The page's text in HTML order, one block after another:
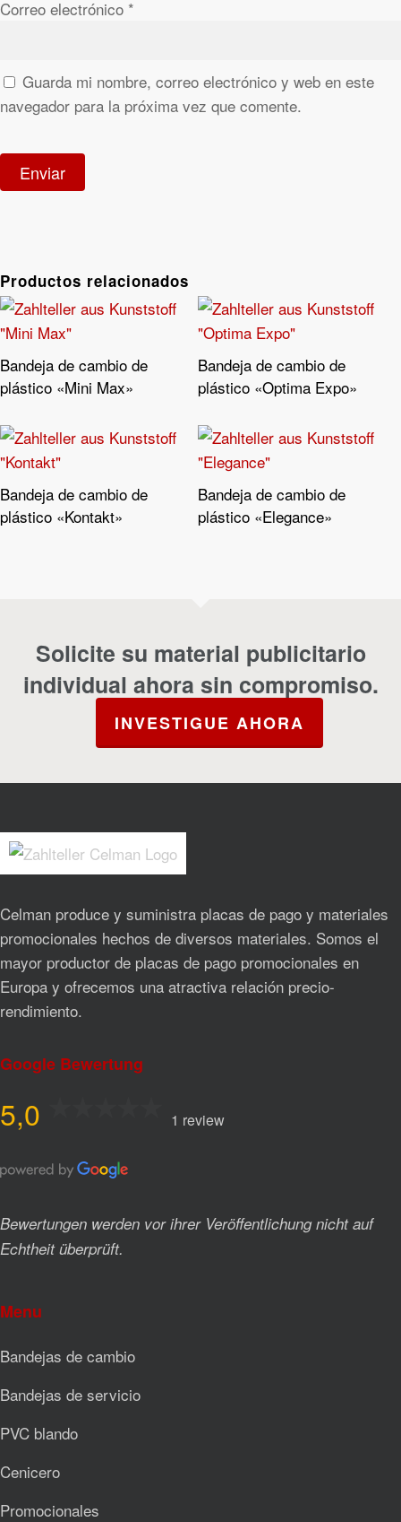
Correo electrónico *
Guarda mi nombre, correo electrónico y web en este
navegador para la próxima vez que comente.
Productos relacionados
Leer Más
Bandeja de cambio de
plástico «Mini Max»
Leer Más
Bandeja de cambio de
plástico «Optima Expo»
Leer Más
Bandeja de cambio de
plástico «Kontakt»
Leer Más
Bandeja de cambio de
plástico «Elegance»
Solicite su material publicitario
individual ahora sin compromiso.
INVESTIGUE AHORA
Celman produce y suministra placas de pago y materiales
promocionales hechos de diversos materiales. Somos el
mayor productor de placas de pago promocionales en
Europa y ofrecemos una atractiva relación precio-
rendimiento.
Google Bewertung
5,0 1 review
Bewertungen werden vor ihrer Veröffentlichung nicht auf
Echtheit überprüft.
Menu
Bandejas de cambio
Bandejas de servicio
PVC blando
Cenicero
Promocionales